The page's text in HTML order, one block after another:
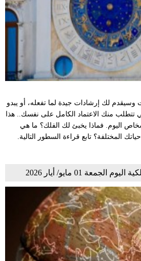
وسفر
ديكور
إعلام
تعليم
مرأة
علوم
فيديو
لك إرشادات جيدة لما تفعله، أو يبدو
تتطلب منك الاعتماد الكامل على نفسك.. هذا
اليوم. فماذا يخبئ لك الفلك؟ ما هي
المختلفة؟ تابع قراءة السطور التالية.
الجمعة 01 مايو/ أيار 2026